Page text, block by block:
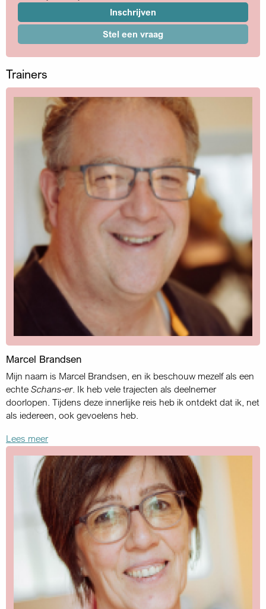
Inschrijven
Stel een vraag
Trainers
Marcel Brandsen
Mijn naam is Marcel Brandsen, en ik beschouw mezelf als een
echte Schans-er. Ik heb vele trajecten als deelnemer
doorlopen. Tijdens deze innerlijke reis heb ik ontdekt dat ik, net
als iedereen, ook gevoelens heb.
Lees meer